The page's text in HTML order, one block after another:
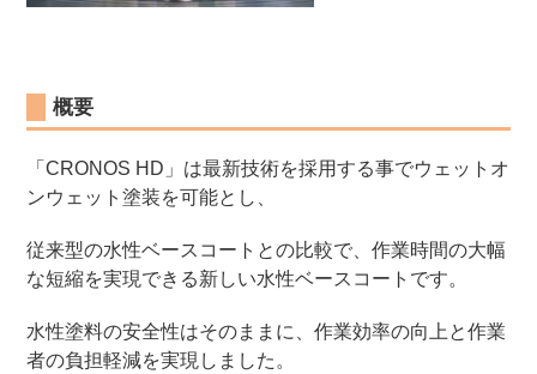
概要
「CRONOS HD」は最新技術を採用する事でウェットオ
ンウェット塗装を可能とし、
従来型の水性ベースコートとの比較で、作業時間の大幅
な短縮を実現できる新しい水性ベースコートです。
水性塗料の安全性はそのままに、作業効率の向上と作業
者の負担軽減を実現しました。